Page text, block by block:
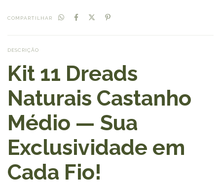
COMPARTILHAR
DESCRIÇÃO
Kit 11 Dreads
Naturais Castanho
Médio — Sua
Exclusividade em
Cada Fio!